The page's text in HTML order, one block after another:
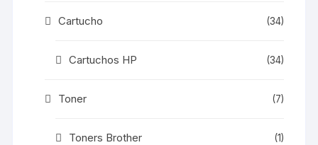
Cartucho (34)
Cartuchos HP (34)
Toner (7)
Toners Brother (1)